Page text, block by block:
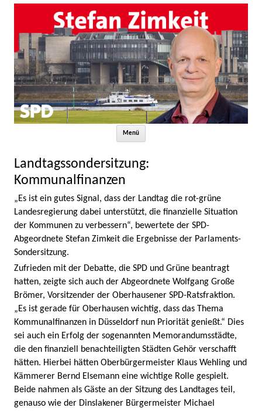
Menü
Landtagssondersitzung:
Kommunalfinanzen
„Es ist ein gutes Signal, dass der Landtag die rot-grüne
Landesregierung dabei unterstützt, die finanzielle Situation
der Kommunen zu verbessern“, bewertete der SPD-
Abgeordnete Stefan Zimkeit die Ergebnisse der Parlaments-
Sondersitzung.
Zufrieden mit der Debatte, die SPD und Grüne beantragt
hatten, zeigte sich auch der Abgeordnete Wolfgang Große
Brömer, Vorsitzender der Oberhausener SPD-Ratsfraktion.
„Es ist gerade für Oberhausen wichtig, dass das Thema
Kommunalfinanzen in Düsseldorf nun Priorität genießt.“ Dies
sei auch ein Erfolg der sogenannten Memorandumsstädte,
die den finanziell benachteiligten Städten Gehör verschafft
hätten. Hierbei hätten Oberbürgermeister Klaus Wehling und
Kämmerer Bernd Elsemann eine wichtige Rolle gespielt.
Beide nahmen als Gäste an der Sitzung des Landtages teil,
genauso wie der Dinslakener Bürgermeister Michael